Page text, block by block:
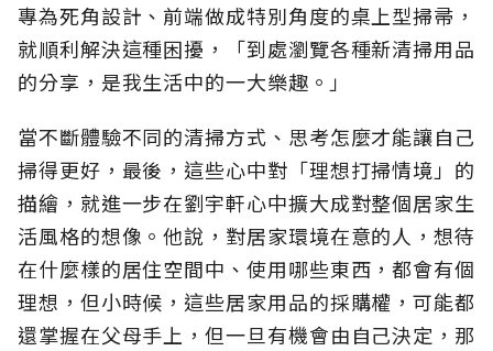
專為死角設計、前端做成特別角度的桌上型掃帚，
就順利解決這種困擾，「到處瀏覽各種新清掃用品
的分享，是我生活中的一大樂趣。」
當不斷體驗不同的清掃方式、思考怎麼才能讓自己
掃得更好，最後，這些心中對「理想打掃情境」的
描繪，就進一步在劉宇軒心中擴大成對整個居家生
活風格的想像。他說，對居家環境在意的人，想待
在什麼樣的居住空間中、使用哪些東西，都會有個
理想，但小時候，這些居家用品的採購權，可能都
還掌握在父母手上，但一旦有機會由自己決定，那